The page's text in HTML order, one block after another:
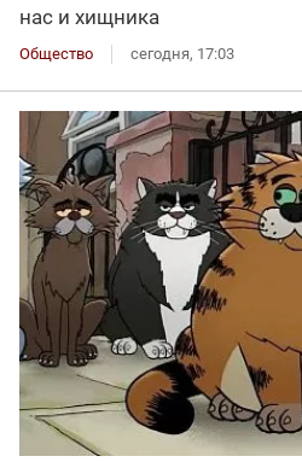
нас и хищника
Общество сегодня, 17:03